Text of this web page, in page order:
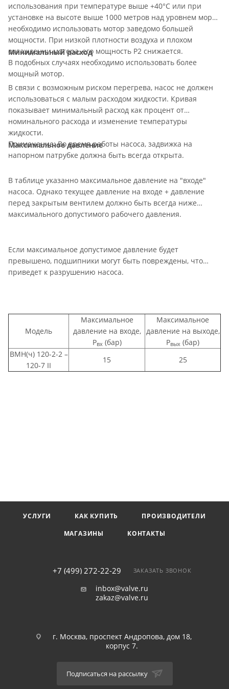
использования при температуре выше +40°С или при
установке на высоте выше 1000 метров над уровнем моря,
необходимо использовать мотор заведомо большей
мощности. При низкой плотности воздуха и плохом
охлаждении мотора, его мощность P2 снижается.
В подобных случаях необходимо использовать более
мощный мотор.
Минимальный расход
В связи с возможным риском перегрева, насос не должен
использоваться с малым расходом жидкости. Кривая
показывает минимальный расход как процент от
номинального расхода и изменение температуры
жидкости.
Примечание: Во время работы насоса, задвижка на
напорном патрубке должна быть всегда открыта.
Максимальное давление
В таблице указанно максимальное давление на "входе"
насоса. Однако текущее давление на входе + давление
перед закрытым вентилем должно быть всегда ниже
максимального допустимого рабочего давления.
Если максимальное допустимое давление будет
превышено, подшипники могут быть повреждены, что
приведет к разрушению насоса.
Модель
Максимальное
давление на входе,
Рвх (бар)
Максимальное
давление на выходе,
Рвых (бар)
ВМН(ч) 120-2-2 –
120-7 II
15 25
УСЛУГИ КАК КУПИТЬ
ПРОИЗВОДИТЕЛИ
МАГАЗИНЫ
КОНТАКТЫ
+7 (499) 272-22-29 ЗАКАЗАТЬ ЗВОНОК
inbox@valve.ru
zakaz@valve.ru
г. Москва, проспект Андропова, дом 18,
корпус 7.
Подписаться на рассылку